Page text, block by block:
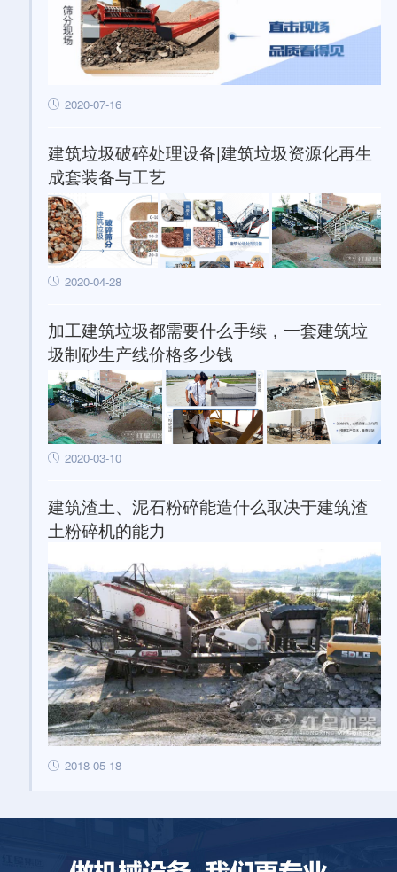
2020-07-16
建筑垃圾破碎处理设备|建筑垃圾资源化再生
成套装备与工艺
2020-04-28
加工建筑垃圾都需要什么手续，一套建筑垃
圾制砂生产线价格多少钱
2020-03-10
建筑渣土、泥石粉碎能造什么取决于建筑渣
土粉碎机的能力
2018-05-18